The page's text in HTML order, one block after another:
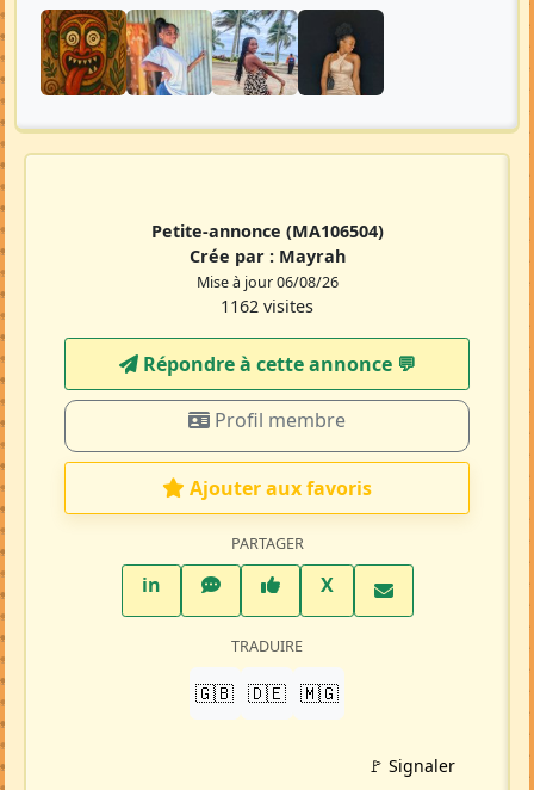
Petite-annonce (MA106504)
Crée par : Mayrah
Mise à jour 06/08/26
1162 visites
Répondre à cette annonce 💬​
Profil membre
Ajouter aux favoris
PARTAGER
inLinkedInWhatsAppFacebook
XTwitter X
TRADUIRE
🇬🇧 🇩🇪 🇲🇬
🚩 Signaler